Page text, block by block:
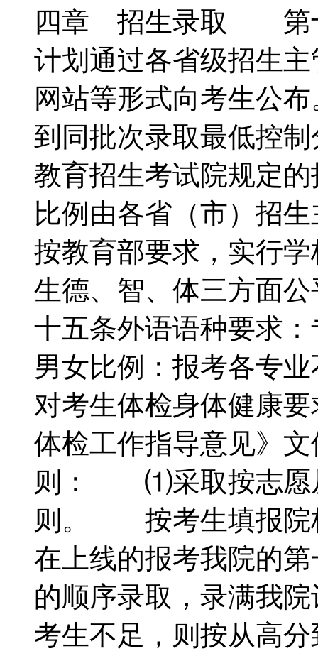
四章 招生录取 第十
计划通过各省级招生
网站等形式向考生公
到同批次录取最低控
教育招生考试院规定
比例由各省（市）招
按教育部要求，实行
生德、智、体三方面
十五条外语语种要求
男女比例：报考各专
对考生体检身体健康
体检工作指导意见》
则： ⑴采取按志愿
则。 按考生填报院
在上线的报考我院的
的顺序录取，录满我
考生不足，则按从高